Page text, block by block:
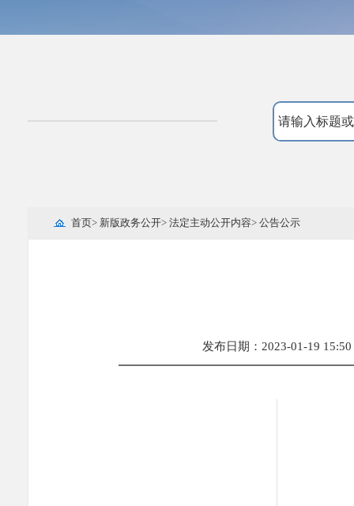
首页> 新版政务公开> 法定主动公开内容> 公告公示
发布日期：2023-01-19 15:50